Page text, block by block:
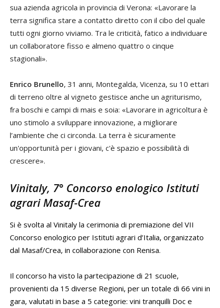
sua azienda agricola in provincia di Verona: «Lavorare la
terra significa stare a contatto diretto con il cibo del quale
tutti ogni giorno viviamo. Tra le criticità, fatico a individuare
un collaboratore fisso e almeno quattro o cinque
stagionali».
Enrico Brunello, 31 anni, Montegalda, Vicenza, su 10 ettari
di terreno oltre al vigneto gestisce anche un agriturismo,
fra boschi e campi di mais e soia: «Lavorare in agricoltura è
uno stimolo a sviluppare innovazione, a migliorare
l’ambiente che ci circonda. La terra è sicuramente
un'opportunità per i giovani, c'è spazio e possibilità di
crescere».
Vinitaly, 7° Concorso enologico Istituti
agrari Masaf-Crea
Si è svolta al Vinitaly la cerimonia di premiazione del VII
Concorso enologico per Istituti agrari d’Italia, organizzato
dal Masaf/Crea, in collaborazione con Renisa.
Il concorso ha visto la partecipazione di 21 scuole,
provenienti da 15 diverse Regioni, per un totale di 66 vini in
gara, valutati in base a 5 categorie: vini tranquilli Doc e